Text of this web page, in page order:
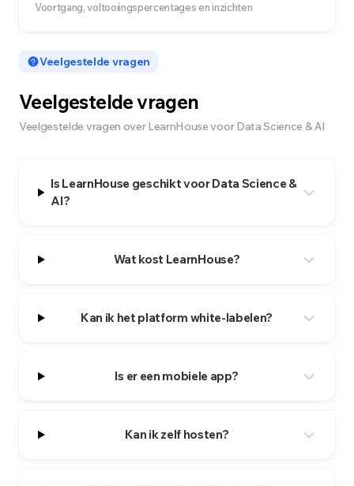
Voortgang, voltooiingspercentages en inzichten
Veelgestelde vragen
Veelgestelde vragen
Veelgestelde vragen over LearnHouse voor Data Science & AI
Is LearnHouse geschikt voor Data Science &
AI?
Wat kost LearnHouse?
Kan ik het platform white-labelen?
Is er een mobiele app?
Kan ik zelf hosten?